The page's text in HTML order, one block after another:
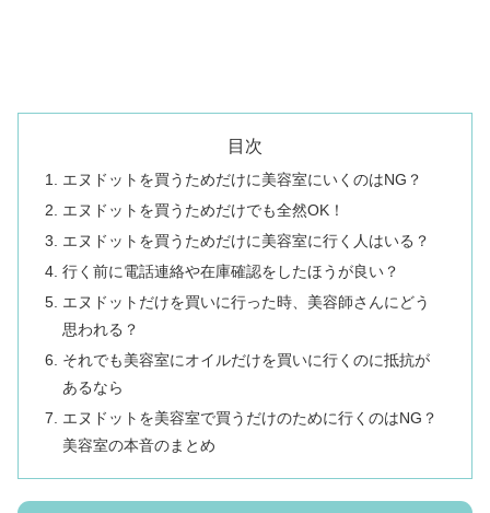
目次
エヌドットを買うためだけに美容室にいくのはNG？
エヌドットを買うためだけでも全然OK！
エヌドットを買うためだけに美容室に行く人はいる？
行く前に電話連絡や在庫確認をしたほうが良い？
エヌドットだけを買いに行った時、美容師さんにどう
思われる？
それでも美容室にオイルだけを買いに行くのに抵抗が
あるなら
エヌドットを美容室で買うだけのために行くのはNG？
美容室の本音のまとめ